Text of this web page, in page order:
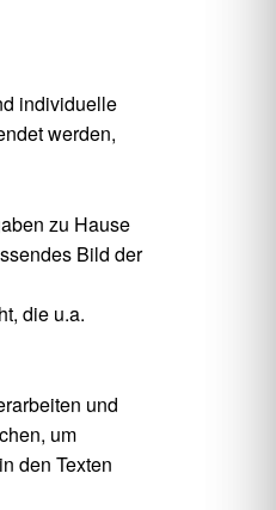
individuelle
werden,
zu Hause
Bild der
die u.a.
und
um
den Texten